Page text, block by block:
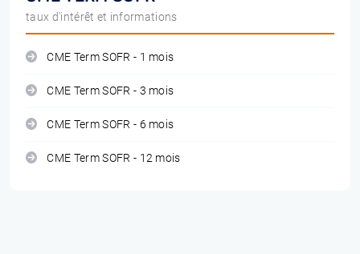
taux d'intérêt et informations
CME Term SOFR - 1 mois
CME Term SOFR - 3 mois
CME Term SOFR - 6 mois
CME Term SOFR - 12 mois